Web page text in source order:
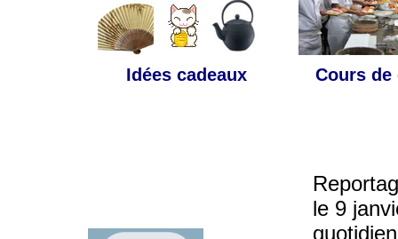
Idées cadeaux Cours de
le 9